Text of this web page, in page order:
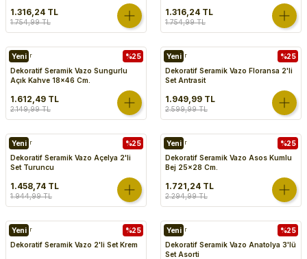
1.316,24 TL
1.754,99 TL
1.316,24 TL
1.754,99 TL
%25
Yeni
Vazolar
Dekoratif Seramik Vazo Sungurlu
Açık Kahve 18x46 Cm.
1.612,49 TL
2.149,99 TL
%25
Yeni
Vazolar
Dekoratif Seramik Vazo Floransa 2'li
Set Antrasit
1.949,99 TL
2.599,99 TL
%25
Yeni
Vazolar
Dekoratif Seramik Vazo Açelya 2'li
Set Turuncu
1.458,74 TL
1.944,99 TL
%25
Yeni
Vazolar
Dekoratif Seramik Vazo Asos Kumlu
Bej 25x28 Cm.
1.721,24 TL
2.294,99 TL
%25
Yeni
Vazolar
Dekoratif Seramik Vazo 2'li Set Krem
%25
Yeni
Vazolar
Dekoratif Seramik Vazo Anatolya 3'lü
Set Asorti